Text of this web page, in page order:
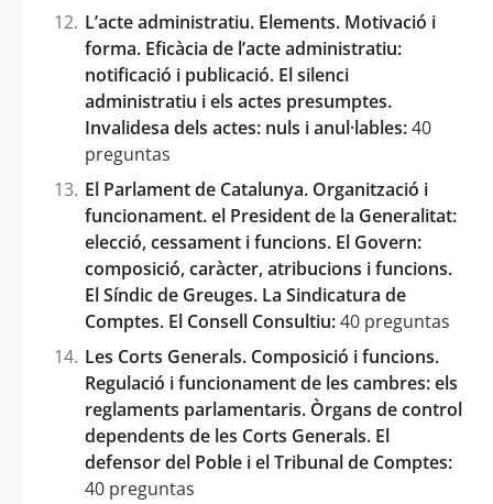
L’acte administratiu. Elements. Motivació i
forma. Eficàcia de l’acte administratiu:
notificació i publicació. El silenci
administratiu i els actes presumptes.
Invalidesa dels actes: nuls i anul·lables:40
preguntas
El Parlament de Catalunya. Organització i
funcionament. el President de la Generalitat:
elecció, cessament i funcions. El Govern:
composició, caràcter, atribucions i funcions.
El Síndic de Greuges. La Sindicatura de
Comptes. El Consell Consultiu:40 preguntas
Les Corts Generals. Composició i funcions.
Regulació i funcionament de les cambres: els
reglaments parlamentaris. Òrgans de control
dependents de les Corts Generals. El
defensor del Poble i el Tribunal de Comptes:
40 preguntas